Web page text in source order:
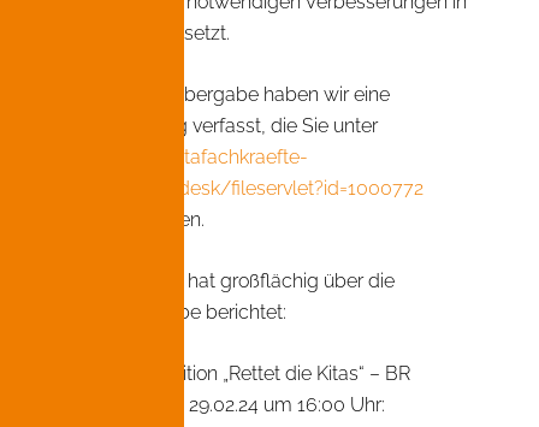
der Kita-Welt gesetzt.
Anlässlich der Übergabe haben wir eine
Pressemitteilung verfasst, die Sie unter
www.verband-kitafachkraefte-
bayern.de/clubdesk/fileservlet?id=1000772
nachlesen können.
Auch die Presse hat großflächig über die
Petitionsübergabe berichtet:
– „München: Petition „Rettet die Kitas“ – BR
Rundschau vom 29.02.24 um 16:00 Uhr: